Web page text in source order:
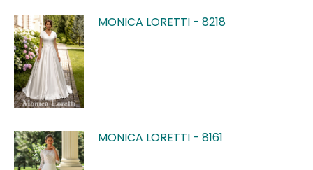
MONICA LORETTI - 8218
MONICA LORETTI - 8161